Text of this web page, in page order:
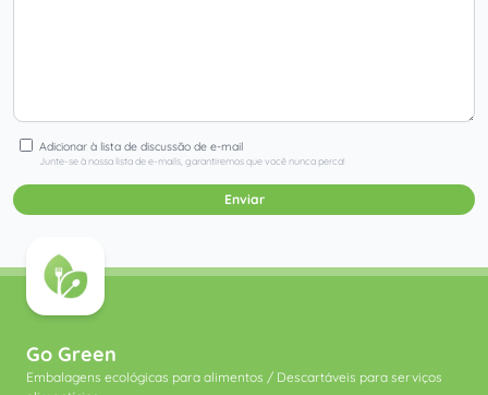
Adicionar à lista de discussão de e-mail
Junte-se à nossa lista de e-mails, garantiremos que você nunca perca!
Enviar
Go Green
Embalagens ecológicas para alimentos / Descartáveis ​​para serviços